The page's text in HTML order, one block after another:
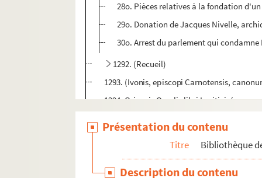
28o. Pièces relatives à la fondation
29o. Donation de Jacques Nivelle,
30o. Arrest du parlement qui
1292. (Recueil)
1293. (Ivonis, episcopi Carnotensis,
1294. Origenis Omelie libri Levitici,
1298. (Incerti Sermones varii, Dominicales,
Présentation du contenu
Titre Bibliothèque
Description du contenu